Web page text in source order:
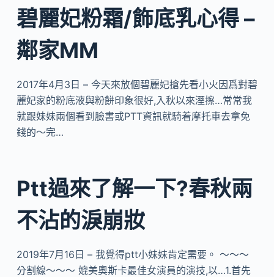
碧麗妃粉霜/飾底乳心得 –
鄰家MM
2017年4月3日 – 今天來放個碧麗妃搶先看小火因爲對碧
麗妃家的粉底液與粉餅印象很好,入秋以來溼擦…常常我
就跟妹妹兩個看到臉書或PTT資訊就騎着摩托車去拿免
錢的～完…
Ptt過來了解一下?春秋兩
不沾的淚崩妝
2019年7月16日 – 我覺得ptt小妹妹肯定需要。 ～～～
分割線～～～ 媲美奧斯卡最佳女演員的演技,以…1.首先